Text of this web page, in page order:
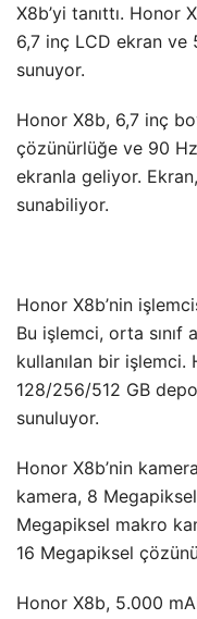
X8b’yi tanıttı. Honor
6,7 inç LCD ekran
sunuyor.
Honor X8b, 6,7 inç
çözünürlüğe ve 90
ekranla geliyor.
sunabiliyor.
Honor X8b’nin
Bu işlemci, orta sınıf
kullanılan bir işlemci.
128/256/512 GB
sunuluyor.
Honor X8b’nin
kamera, 8
Megapiksel makro
16 Megapiksel
Honor X8b, 5.000